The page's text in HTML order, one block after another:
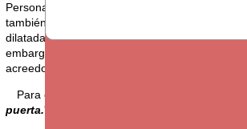
Personas, todas ellas a las que seguramente
también recibir un reconocimiento público por
dilatada, por una vida dedicada al Banco
embargo, a ojos de nuestro máximo
acreedores de algo parecido.
Para estas personas todo quedó reducido a
puerta.'